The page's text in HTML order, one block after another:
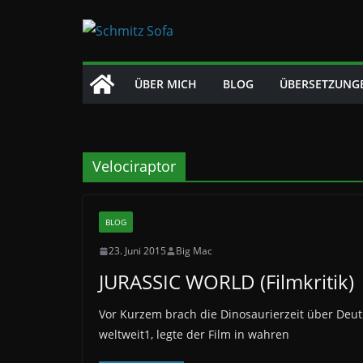
ÜBER MICH BLOG
Velociraptor
BLOG
23. Juni 2015 Big Mac
JURASSIC WORLD (Filmkritik)
Vor Kurzem brach die Dinosaurierzeit über
weltweit1, legte der Film in wahren